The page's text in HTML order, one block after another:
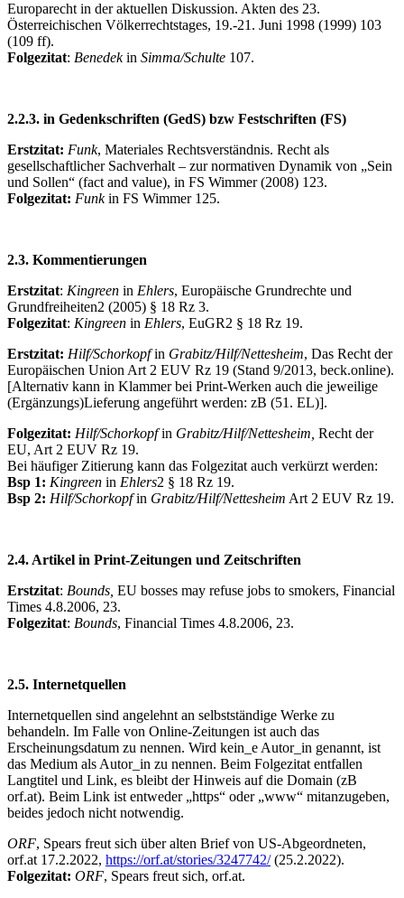
Europarecht in der aktuellen Diskussion. Akten des 23.
Österreichischen Völkerrechtstages, 19.-21. Juni 1998 (1999) 103
(109 ff).
Folgezitat: Benedekin Simma/Schulte 107.
2.2.3. in Gedenkschriften (GedS) bzw Festschriften (FS)
Erstzitat: Funk, Materiales Rechtsverständnis. Recht als
gesellschaftlicher Sachverhalt – zur normativen Dynamik von „Sein
und Sollen“ (fact and value), in FS Wimmer (2008) 123.
Folgezitat: Funkin FS Wimmer 125.
2.3. Kommentierungen
Erstzitat: Kingreen in Ehlers, Europäische Grundrechte und
Grundfreiheiten2 (2005) § 18 Rz 3.
Folgezitat: Kingreen in Ehlers, EuGR2 § 18 Rz 19.
Erstzitat: Hilf/Schorkopfin Grabitz/Hilf/Nettesheim, Das Recht der
Europäischen Union Art 2 EUV Rz 19 (Stand 9/2013, beck.online).
[Alternativ kann in Klammer bei Print-Werken auch die jeweilige
(Ergänzungs)Lieferung angeführt werden: zB (51. EL)].
Folgezitat: Hilf/Schorkopfin Grabitz/Hilf/Nettesheim, Recht der
EU, Art 2 EUV Rz 19.
Bei häufiger Zitierung kann das Folgezitat auch verkürzt werden:
Bsp 1: Kingreen in Ehlers2 § 18 Rz 19.
Bsp 2: Hilf/Schorkopfin Grabitz/Hilf/Nettesheim Art 2 EUV Rz 19.
2.4. Artikel in Print-Zeitungen und Zeitschriften
Erstzitat: Bounds, EU bosses may refuse jobs to smokers, Financial
Times 4.8.2006, 23.
Folgezitat: Bounds, Financial Times 4.8.2006, 23.
2.5. Internetquellen
Internetquellen sind angelehnt an selbstständige Werke zu
behandeln. Im Falle von Online-Zeitungen ist auch das
Erscheinungsdatum zu nennen. Wird kein_e Autor_in genannt, ist
das Medium als Autor_in zu nennen. Beim Folgezitat entfallen
Langtitel und Link, es bleibt der Hinweis auf die Domain (zB
orf.at). Beim Link ist entweder „https“ oder „www“ mitanzugeben,
beides jedoch nicht notwendig.
ORF, Spears freut sich über alten Brief von US-Abgeordneten,
orf.at 17.2.2022, https://orf.at/stories/3247742/(25.2.2022).
Folgezitat: ORF, Spears freut sich, orf.at.